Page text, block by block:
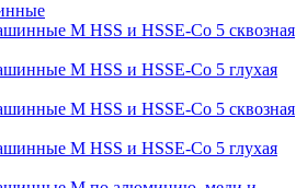
M HSS и HSSE-Co 5 сквозная
M HSS и HSSE-Co 5 глухая
M HSS и HSSE-Co 5 сквозная
M HSS и HSSE-Co 5 глухая